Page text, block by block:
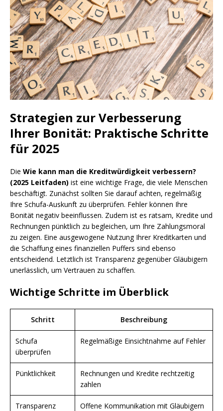
Strategien zur Verbesserung
Ihrer Bonität: Praktische Schritte
für 2025
Die Wie kann man die Kreditwürdigkeit verbessern?
(2025 Leitfaden) ist eine wichtige Frage, die viele Menschen
beschäftigt. Zunächst sollten Sie darauf achten, regelmäßig
Ihre Schufa-Auskunft zu überprüfen. Fehler können Ihre
Bonität negativ beeinflussen. Zudem ist es ratsam, Kredite und
Rechnungen pünktlich zu begleichen, um Ihre Zahlungsmoral
zu zeigen. Eine ausgewogene Nutzung Ihrer Kreditkarten und
die Schaffung eines finanziellen Puffers sind ebenso
entscheidend. Letztlich ist Transparenz gegenüber Gläubigern
unerlässlich, um Vertrauen zu schaffen.
Wichtige Schritte im Überblick
Schritt Beschreibung
Schufa
überprüfen
Regelmäßige Einsichtnahme auf Fehler
Pünktlichkeit
Rechnungen und Kredite rechtzeitig
zahlen
Transparenz Offene Kommunikation mit Gläubigern